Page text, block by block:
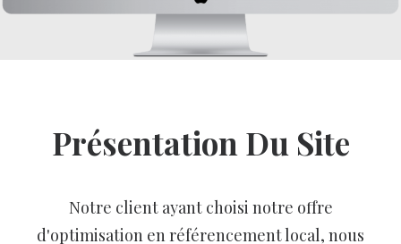
Présentation Du Site
Notre client ayant choisi notre offre
d'optimisation en référencement local, nous